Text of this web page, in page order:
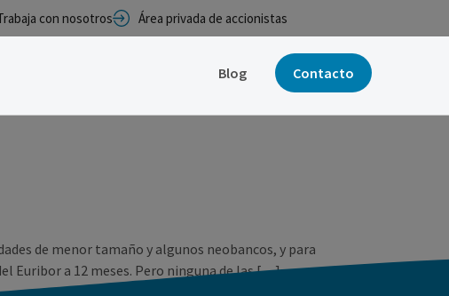
Trabaja con nosotros Área privada de accionistas
Blog Contacto
de menor tamaño y algunos neobancos, y para
Euribor a 12 meses. Pero ninguna de las […]